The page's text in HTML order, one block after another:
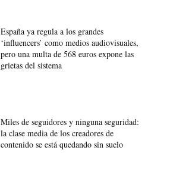
España ya regula a los grandes
‘influencers’ como medios audiovisuales,
pero una multa de 568 euros expone las
grietas del sistema
Miles de seguidores y ninguna seguridad:
la clase media de los creadores de
contenido se está quedando sin suelo